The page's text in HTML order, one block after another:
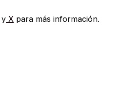
y X para más información.